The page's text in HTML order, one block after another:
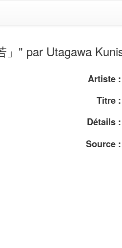
" par Utagawa
Artiste :
Titre :
Détails :
Source :